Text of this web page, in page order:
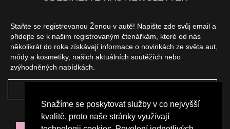
Snažíme se poskytovat služby v co nejvyšší
kvalitě, proto naše stránky využívají
Staňte se registrovanou Ženou v autě! Napište zde svůj email a
přidejte se k našim registrovaným čtenářkám, které od nás
několikrát do roka získávají informace o novinkách ze světa aut,
módy a kosmetiky, našich aktuálních soutěžích nebo
zvýhodněných nabídkách.
NAŠI PARTNEŘI